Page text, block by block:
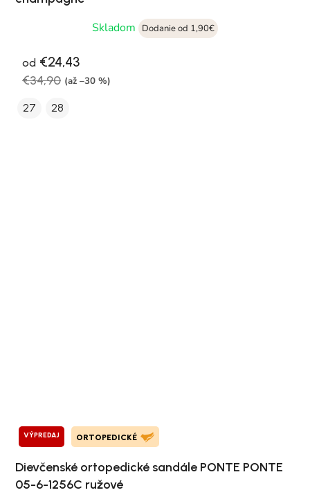
Skladom
Dodanie od 1,90€
od €24,43
€34,90 (až –30 %)
27 28
VÝPREDAJ ORTOPEDICKÉ
Dievčenské ortopedické sandále PONTE PONTE
05-6-1256C ružové